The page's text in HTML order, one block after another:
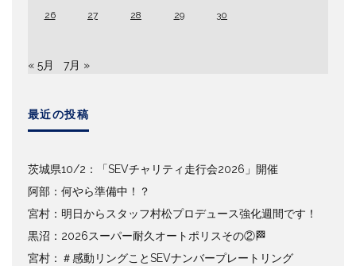
26 27 28 29 30
« 5月 7月 »
最近の投稿
茨城県10/2：「SEVチャリティ走行会2026」開催
阿部：何やら準備中！？
宮村：明日からスタッフ村松プロデュース強化週間です！
黒沼：2026スーパー耐久オートポリスその②🏁
宮村：＃感動リングことSEVナンバープレートリング